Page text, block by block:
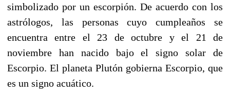
simbolizado por un escorpión. De acuerdo con los
astrólogos, las personas cuyo cumpleaños se
encuentra entre el 23 de octubre y el 21 de
noviembre han nacido bajo el signo solar de
Escorpio. El planeta Plutón gobierna Escorpio, que
es un signo acuático.